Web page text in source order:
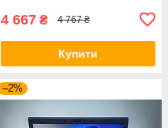
4 667 ₴ 4 767 ₴
Купити
–2%